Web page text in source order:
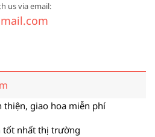
us via email:
thiện, giao hoa miễn phí
tốt nhất thị trường